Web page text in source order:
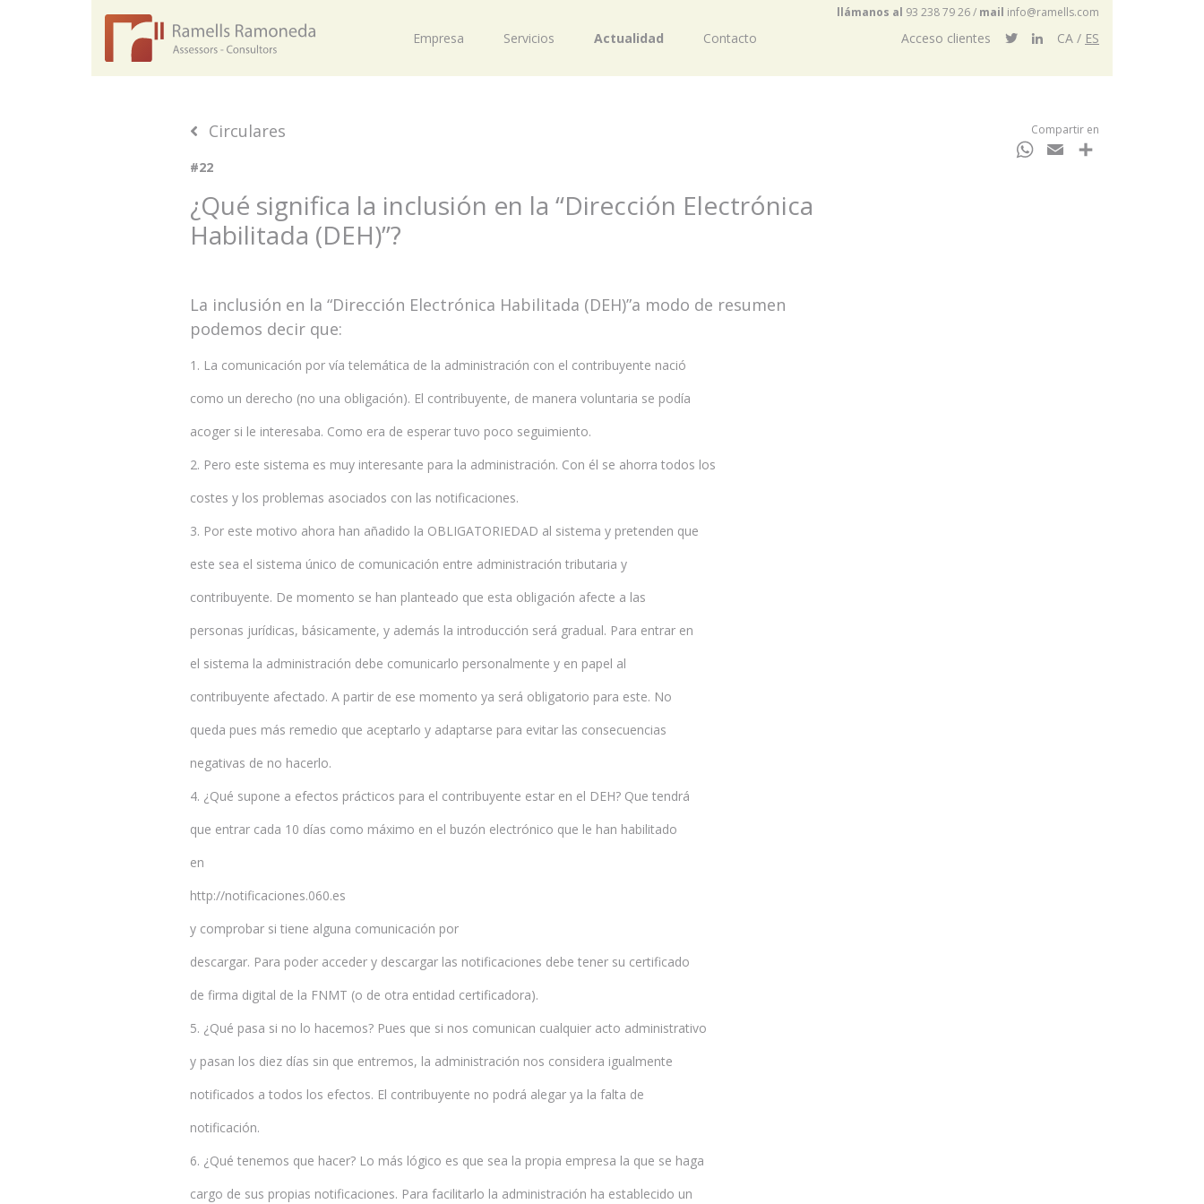
Empresa Servicios Actualidad Contacto Acceso clientes CA ES
llámanos al 93 238 79 26/ mail info@ramells.com
Circulares
#22
¿Qué significa la inclusión en la “Dirección Electrónica
Habilitada (DEH)”?
La inclusión en la “Dirección Electrónica Habilitada (DEH)”a modo de resumen
podemos decir que:
1. La comunicación por vía telemática de la administración con el contribuyente nació
como un derecho (no una obligación). El contribuyente, de manera voluntaria se podía
acoger si le interesaba. Como era de esperar tuvo poco seguimiento.
2. Pero este sistema es muy interesante para la administración. Con él se ahorra todos los
costes y los problemas asociados con las notificaciones.
3. Por este motivo ahora han añadido la OBLIGATORIEDAD al sistema y pretenden que
este sea el sistema único de comunicación entre administración tributaria y
contribuyente. De momento se han planteado que esta obligación afecte a las
personas jurídicas, básicamente, y además la introducción será gradual. Para entrar en
el sistema la administración debe comunicarlo personalmente y en papel al
contribuyente afectado. A partir de ese momento ya será obligatorio para este. No
queda pues más remedio que aceptarlo y adaptarse para evitar las consecuencias
negativas de no hacerlo.
4. ¿Qué supone a efectos prácticos para el contribuyente estar en el DEH? Que tendrá
que entrar cada 10 días como máximo en el buzón electrónico que le han habilitado
en
http://notificaciones.060.es
y comprobar si tiene alguna comunicación por
descargar. Para poder acceder y descargar las notificaciones debe tener su certificado
de firma digital de la FNMT (o de otra entidad certificadora).
5. ¿Qué pasa si no lo hacemos? Pues que si nos comunican cualquier acto administrativo
y pasan los diez días sin que entremos, la administración nos considera igualmente
notificados a todos los efectos. El contribuyente no podrá alegar ya la falta de
notificación.
6. ¿Qué tenemos que hacer? Lo más lógico es que sea la propia empresa la que se haga
cargo de sus propias notificaciones. Para facilitarlo la administración ha establecido un
Compartir en
WhatsApp
Email